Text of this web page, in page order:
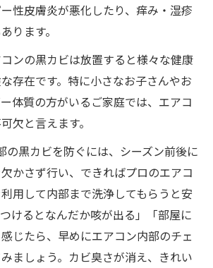
性皮膚炎が悪化したり、痒み・湿疹
ります。
ンの黒カビは放置すると様々な健康
存在です。特に小さなお子さんやお
体質の方がいるご家庭では、エアコ
欠と言えます。
の黒カビを防ぐには、シーズン前後に
かさず行い、できればプロのエアコ
用して内部まで洗浄してもらうと安
けるとなんだか咳が出る」「部屋に
じたら、早めにエアコン内部のチェ
ましょう。カビ臭さが消え、きれい